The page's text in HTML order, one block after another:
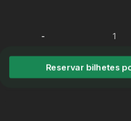
-
Reservar bilhetes